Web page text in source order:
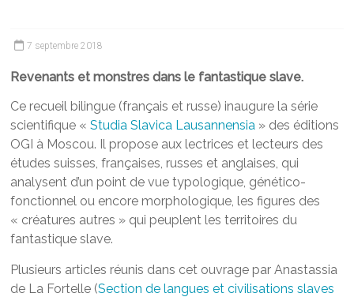
7 septembre 2018
Revenants et monstres dans le fantastique slave.
Ce recueil bilingue (français et russe) inaugure la série
scientifique «Studia Slavica Lausannensia » des éditions
OGI à Moscou. Il propose aux lectrices et lecteurs des
études suisses, françaises, russes et anglaises, qui
analysent d’un point de vue typologique, génético-
fonctionnel ou encore morphologique, les figures des
« créatures autres » qui peuplent les territoires du
fantastique slave.
Plusieurs articles réunis dans cet ouvrage par Anastassia
de La Fortelle (Section de langues et civilisations slaves